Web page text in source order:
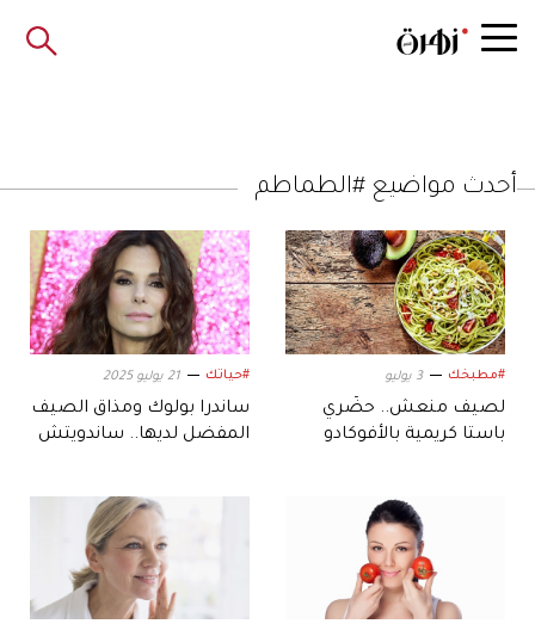
أحدث مواضيع #الطماطم
#مطبخك 3 يوليو
لصيف منعش.. حضّري
باستا كريمية بالأفوكادو
#حياتك 21 يوليو 2025
ساندرا بولوك ومذاق الصيف
المفضل لديها.. ساندويتش